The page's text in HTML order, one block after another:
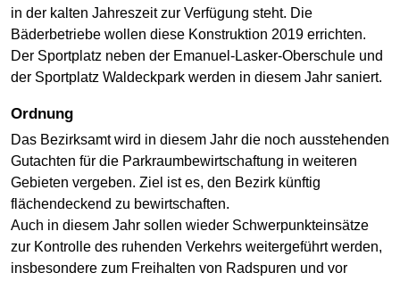
in der kalten Jahreszeit zur Verfügung steht. Die
Bäderbetriebe wollen diese Konstruktion 2019 errichten.
Der Sportplatz neben der Emanuel-Lasker-Oberschule und
der Sportplatz Waldeckpark werden in diesem Jahr saniert.
Ordnung
Das Bezirksamt wird in diesem Jahr die noch ausstehenden
Gutachten für die Parkraumbewirtschaftung in weiteren
Gebieten vergeben. Ziel ist es, den Bezirk künftig
flächendeckend zu bewirtschaften.
Auch in diesem Jahr sollen wieder Schwerpunkteinsätze
zur Kontrolle des ruhenden Verkehrs weitergeführt werden,
insbesondere zum Freihalten von Radspuren und vor